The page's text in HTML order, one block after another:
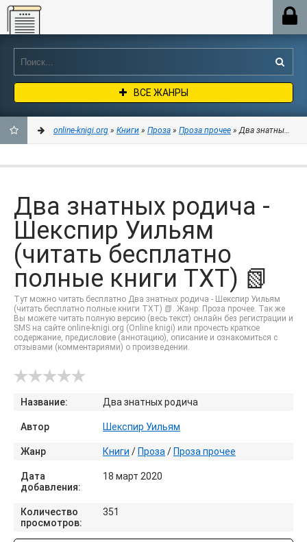
Online-knigi.org
ВСЕ ЖАНРЫ
ЗАКЛАДКИ
online-knigi.org » Книги » Проза » Проза прочее » Два знатных
Два знатных родича -
Шекспир Уильям
(читать бесплатно
полные книги TXT) 📗
Тут можно читать бесплатно Два знатных родича - Шекспир Уильям
(читать бесплатно полные книги TXT) 📗. Жанр: Проза прочее. Так же
Вы можете читать полную версию (весь текст) онлайн без регистрации и
SMS на сайте online-knigi.org (Online knigi) или прочесть краткое
содержание, предисловие (аннотацию), описание и ознакомиться с
отзывами (комментариями) о произведении.
Название: Два знатных родича
Автор Шекспир Уильям
Жанр Книги / Проза / Проза прочее
Дата
добавления:
18 март 2020
Количество
просмотров:
351